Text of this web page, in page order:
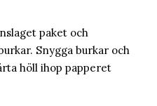
paket och
Snygga burkar och
höll ihop papperet